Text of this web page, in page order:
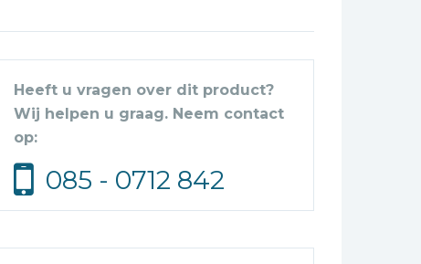
Heeft u vragen over dit product?
Wij helpen u graag. Neem contact
op:
085 - 0712 842